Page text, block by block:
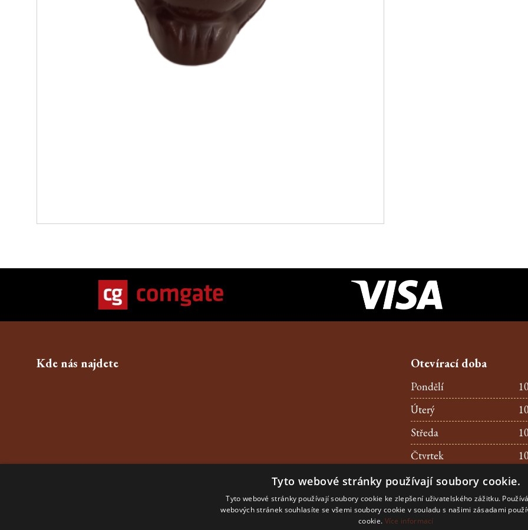
Kde nás najdete Otevírací doba
Pondělí
Úterý
Středa
Čtvrtek
Pátek
Sobota
Neděle
Tyto webové stránky používají soubory cookie.
Tyto webové stránky používají soubory cookie ke zlepšení uživatelského zážitku.
webových stránek souhlasíte se všemi soubory cookie v souladu s našimi zásadami
cookie. Více informací